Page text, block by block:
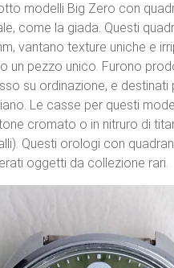
modelli Big Zero con
come la giada. Questi
vantano texture uniche e
un pezzo unico. Furono
su ordinazione, e destinati
Le casse per questi
cromato o in nitruro di
Questi orologi con
oggetti da collezione rari.